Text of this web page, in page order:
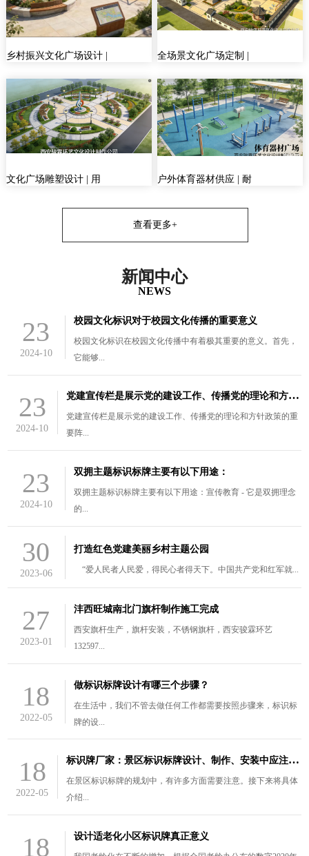
乡村振兴文化广场设计 | 全场景文化广场定制 |
文化广场雕塑设计 | 用 户外体育器材供应 | 耐
查看更多+
新闻中心
NEWS
23
2024-10
校园文化标识对于校园文化传播的重要意义
校园文化标识在校园文化传播中有着极其重要的意义。首先，
它能够...
23
2024-10
党
建宣传栏是展示党的建设工作、传播党的理论和方针政策的重要阵
党建宣传栏是展示党的建设工作、传播党的理论和方针政策的重
要阵...
23
2024-10
双拥主题标识标牌主要有以下用途：
双拥主题标识标牌主要有以下用途：宣传教育 - 它是双拥理念
的...
30
2023-06
打造红色党建美丽乡村主题公园
“爱人民者人民爱，得民心者得天下。中国共产党和红军就...
27
2023-01
沣西旺城南北门旗杆制作施工完成
西安旗杆生产，旗杆安装，不锈钢旗杆，西安骏霖环艺
132597...
18
2022-05
做标识标牌设计有哪三个步骤？
在生活中，我们不管去做任何工作都需要按照步骤来，标识标
牌的设...
18
2022-05
标
识牌厂家：景区标识标牌设计、制作、安装中应注意的三个问题
在景区标识标牌的规划中，有许多方面需要注意。接下来将具体
介绍...
18 设计适老化小区标识牌真正意义